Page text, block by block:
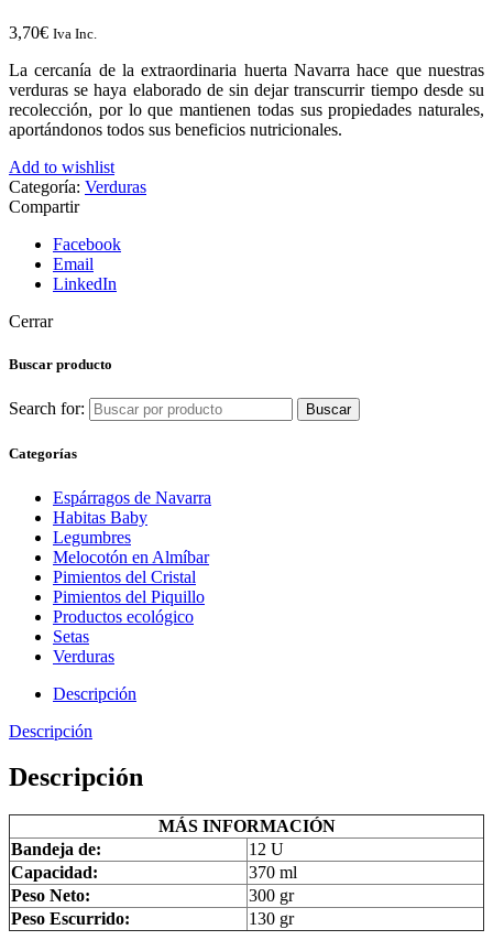
3,70€ Iva Inc.
La cercanía de la extraordinaria huerta Navarra hace que nuestras
verduras se haya elaborado de sin dejar transcurrir tiempo desde su
recolección, por lo que mantienen todas sus propiedades naturales,
aportándonos todos sus beneficios nutricionales.
Add to wishlist
Categoría: Verduras
Compartir
Facebook
Email
LinkedIn
Cerrar
Buscar producto
Search for: Buscar
Categorías
Espárragos de Navarra
Habitas Baby
Legumbres
Melocotón en Almíbar
Pimientos del Cristal
Pimientos del Piquillo
Productos ecológico
Setas
Verduras
Descripción
Descripción
Descripción
MÁS INFORMACIÓN
Bandeja de:
12 U
Capacidad:
370 ml
Peso Neto:
300 gr
Peso Escurrido:
130 gr